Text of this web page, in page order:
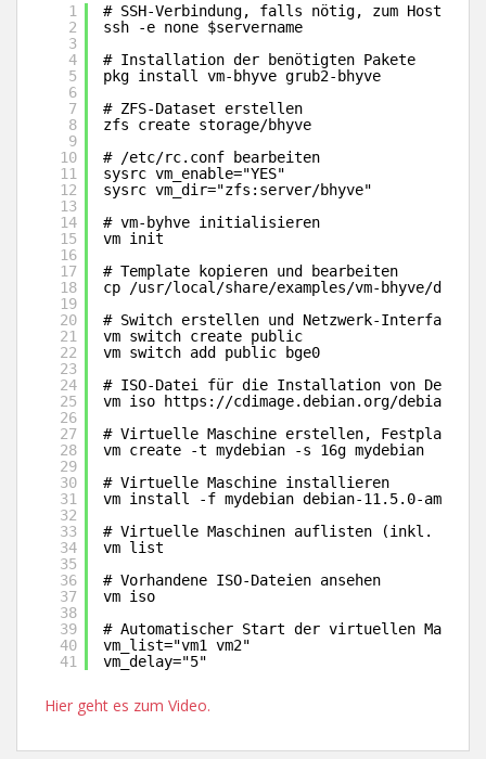
1
2
3
4
5
6
7
8
9
10
11
12
13
14
15
16
17
18
19
20
21
22
23
24
25
26
27
28
29
30
31
32
33
34
35
36
37
38
39
40
41
# SSH-Verbindung, falls nötig, zum Host
ssh -e none $servername
# Installation der benötigten Pakete
pkg install vm-bhyve grub2-bhyve
# ZFS-Dataset erstellen
zfs create storage/bhyve
# /etc/rc.conf bearbeiten
sysrc vm_enable="YES"
sysrc vm_dir="zfs:server/bhyve"
# vm-byhve initialisieren
vm init
# Template kopieren und bearbeiten
cp /usr/local/share/examples/vm-bhyve/
# Switch erstellen und Netzwerk-Interface
vm switch create public
vm switch add public bge0
# ISO-Datei für die Installation von Debian
vm iso
https://cdimage.debian.org/debian-
# Virtuelle Maschine erstellen,
vm create -t mydebian -s 16g mydebian
# Virtuelle Maschine installieren
vm install -f mydebian debian-11.5.0-
# Virtuelle Maschinen auflisten (inkl.
vm list
# Vorhandene ISO-Dateien ansehen
vm iso
# Automatischer Start der virtuellen
vm_list="vm1 vm2"
vm_delay="5"
Hier geht es zum Video.